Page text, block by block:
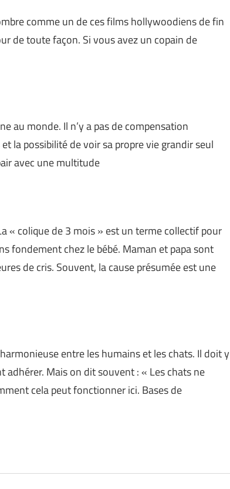
comme un de ces films hollywoodiens de fin
de toute façon. Si vous avez un copain de
au monde. Il n’y a pas de compensation
la possibilité de voir sa propre vie grandir seul
avec une multitude
« colique de 3 mois » est un terme collectif pour
fondement chez le bébé. Maman et papa sont
de cris. Souvent, la cause présumée est une
entre les humains et les chats. Il doit y
adhérer. Mais on dit souvent : « Les chats ne
cela peut fonctionner ici. Bases de